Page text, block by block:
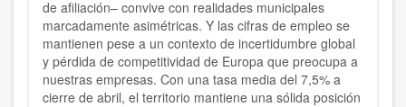
de afiliación– convive con realidades municipales
marcadamente asimétricas. Y las cifras de empleo se
mantienen pese a un contexto de incertidumbre global
y pérdida de competitividad de Europa que preocupa a
nuestras empresas. Con una tasa media del 7,5% a
cierre de abril, el territorio mantiene una sólida posición